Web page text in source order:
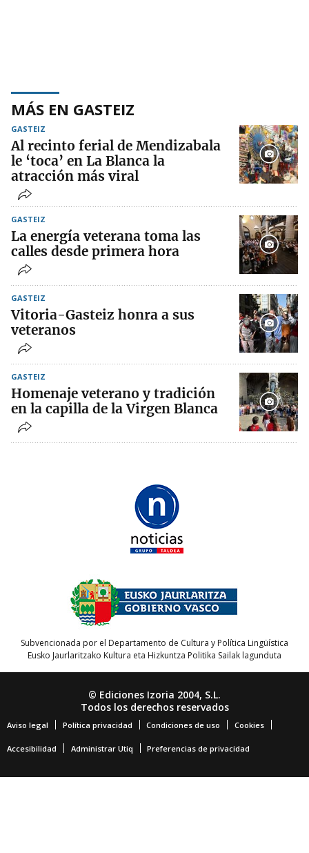
MÁS EN GASTEIZ
GASTEIZ
Al recinto ferial de Mendizabala
le ‘toca’ en La Blanca la
atracción más viral
GASTEIZ
La energía veterana toma las
calles desde primera hora
GASTEIZ
Vitoria-Gasteiz honra a sus
veteranos
GASTEIZ
Homenaje veterano y tradición
en la capilla de la Virgen Blanca
Subvencionada por el Departamento de Cultura y Política Lingüística
Eusko Jaurlaritzako Kultura eta Hizkuntza Politika Sailak lagunduta
© Ediciones Izoria 2004, S.L.
Todos los derechos reservados
Aviso legal Política privacidad Condiciones de uso Cookies
Accesibilidad Administrar Utiq Preferencias de privacidad